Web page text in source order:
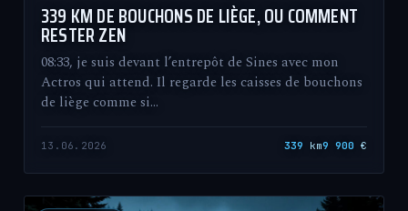
339 KM DE BOUCHONS DE LIÈGE, OU COMMENT
RESTER ZEN
08:33, je suis devant l’entrepôt de Sines avec mon
Actros qui attend. Il regarde les caisses de bouchons
de liège comme si…
13.06.2026 339 km9 900 €